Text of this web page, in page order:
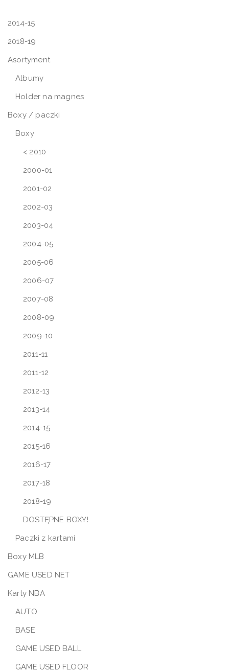
2014-15
2018-19
Asortyment
Albumy
Holder na magnes
Boxy / paczki
Boxy
< 2010
2000-01
2001-02
2002-03
2003-04
2004-05
2005-06
2006-07
2007-08
2008-09
2009-10
2011-11
2011-12
2012-13
2013-14
2014-15
2015-16
2016-17
2017-18
2018-19
DOSTĘPNE BOXY!
Paczki z kartami
Boxy MLB
GAME USED NET
Karty NBA
AUTO
BASE
GAME USED BALL
GAME USED FLOOR